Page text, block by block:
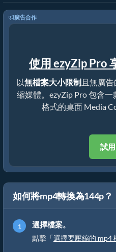
廣告合作
使用 ezyZip Pro
以無檔案大小限制且無廣
縮媒體。ezyZip Pro 包含
格式的桌面 Media
試
如何將mp4轉換為144p？
選擇檔案。
點擊「選擇要壓縮的 mp4